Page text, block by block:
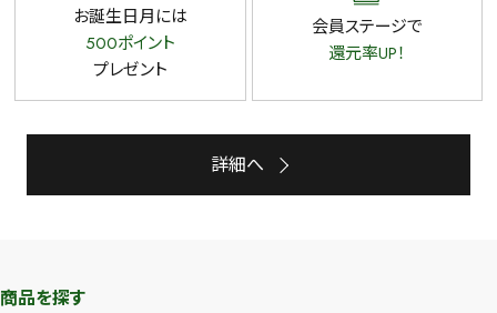
お誕生日月には
500ポイント
プレゼント
会員ステージで
還元率UP！
詳細へ
商品を探す